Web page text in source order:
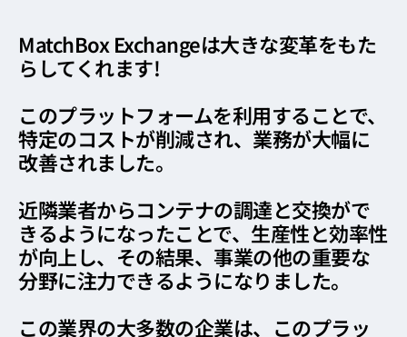
MatchBox Exchangeは大きな変革をもた
らしてくれます!
このプラットフォームを利用することで、
特定のコストが削減され、業務が大幅に
改善されました。
近隣業者からコンテナの調達と交換がで
きるようになったことで、生産性と効率性
が向上し、その結果、事業の他の重要な
分野に注力できるようになりました。
この業界の大多数の企業は、このプラッ